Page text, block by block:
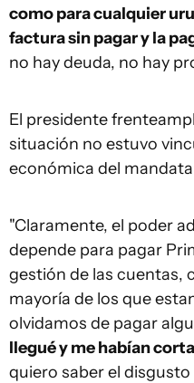
como para cualquier
factura sin pagar y la
no hay deuda, no hay
El presidente
situación no estuvo
económica del
"Claramente, el poder
depende para pagar
gestión de las cuentas,
mayoría de los que
olvidamos de pagar
llegué y me habían
quiero saber el